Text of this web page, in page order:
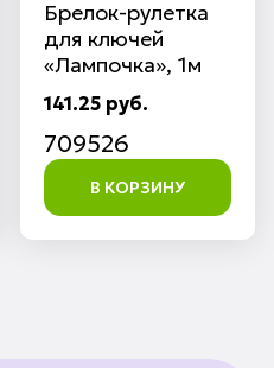
Брелок-рулетка
для ключей
«Лампочка», 1м
141.25 руб.
709526
В КОРЗИНУ